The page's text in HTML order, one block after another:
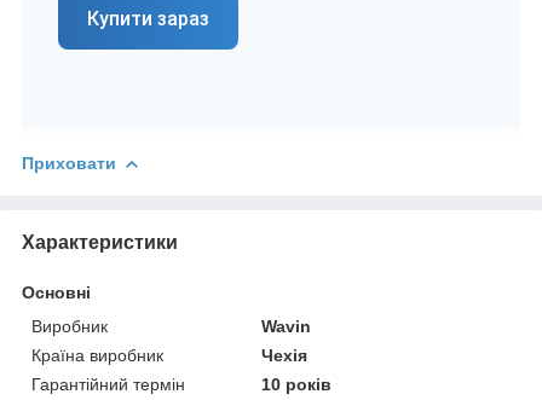
Купити зараз
Приховати
Характеристики
Основні
Виробник
Wavin
Країна виробник
Чехія
Гарантійний термін
10 років